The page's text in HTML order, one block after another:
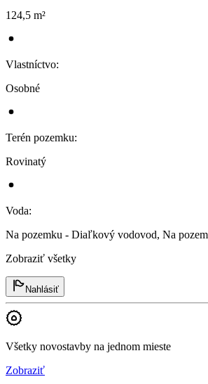
124,5 m²
Vlastníctvo:
Osobné
Terén pozemku:
Rovinatý
Voda:
Na pozemku - Diaľkový vodovod, Na
Zobraziť všetky
Nahlásiť
Všetky novostavby na jednom mieste
Zobraziť